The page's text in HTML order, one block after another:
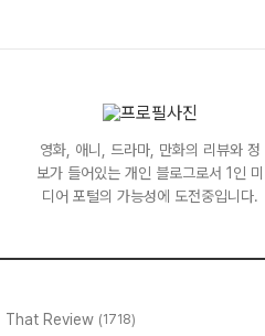
영화, 애니, 드라마, 만화의 리뷰와 정
보가 들어있는 개인 블로그로서 1인 미
디어 포털의 가능성에 도전중입니다.
That Review (1718)